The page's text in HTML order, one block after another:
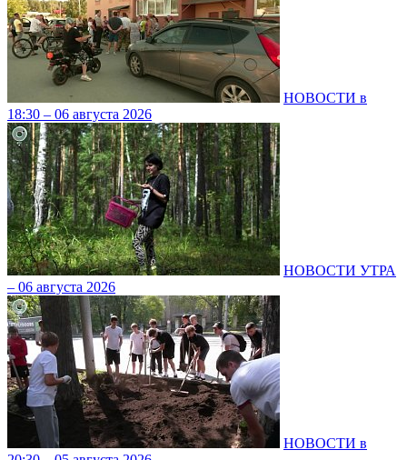
НОВОСТИ в
18:30 – 06 августа 2026
НОВОСТИ УТРА
– 06 августа 2026
НОВОСТИ в